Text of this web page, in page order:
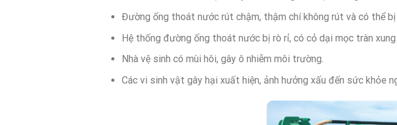
Đường ống thoát nước rút chậm, thậm chí không rút và có thể
Hệ thống đường ống thoát nước bị rò rỉ, có cỏ dại mọc tràn xung
Nhà vệ sinh có mùi hôi, gây ô nhiễm môi trường.
Các vi sinh vật gây hại xuất hiện, ảnh hưởng xấu đến sức khỏe